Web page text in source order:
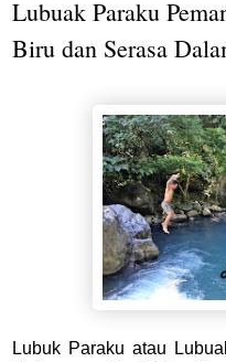
Lubuak Paraku
Biru dan Serasa
Lubuk Paraku atau